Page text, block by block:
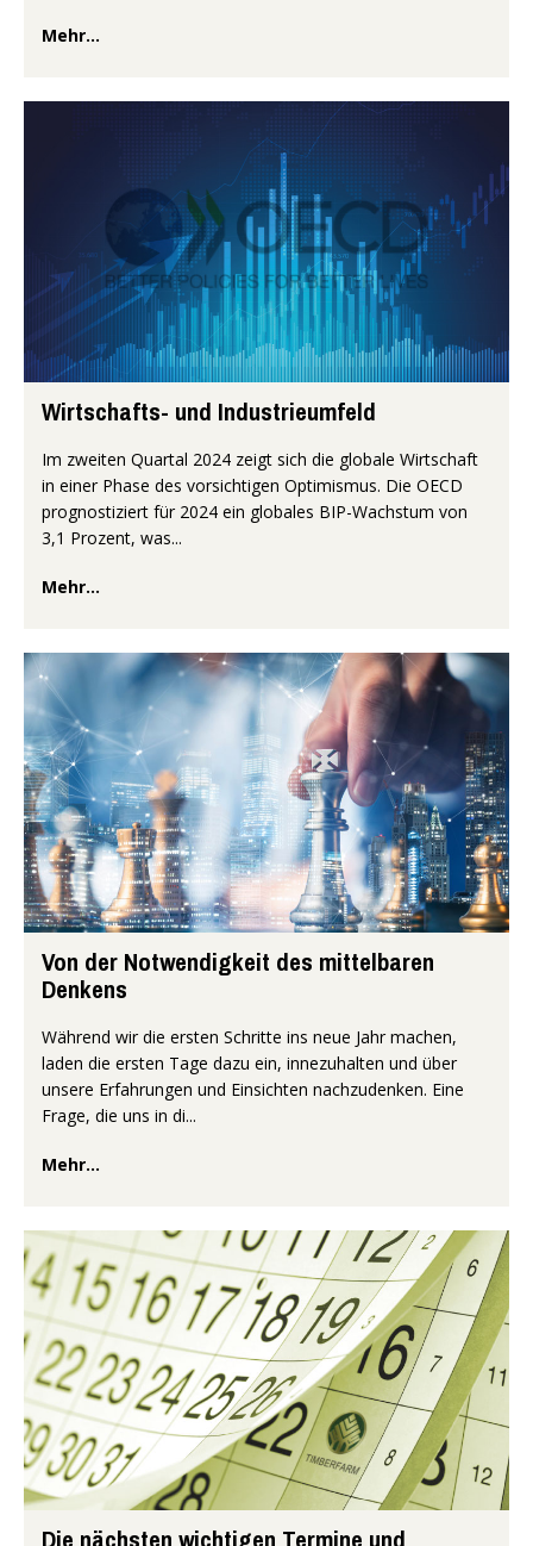
Mehr...
Wirtschafts- und Industrieumfeld
Im zweiten Quartal 2024 zeigt sich die globale Wirtschaft
in einer Phase des vorsichtigen Optimismus. Die OECD
prognostiziert für 2024 ein globales BIP-Wachstum von
3,1 Prozent, was...
Mehr...
Von der Notwendigkeit des mittelbaren
Denkens
Während wir die ersten Schritte ins neue Jahr machen,
laden die ersten Tage dazu ein, innezuhalten und über
unsere Erfahrungen und Einsichten nachzudenken. Eine
Frage, die uns in di...
Mehr...